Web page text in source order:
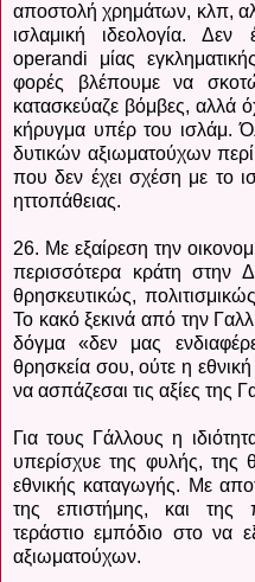
αποστολή χρημάτων, κλπ,
ισλαμική ιδεολογία.
operandi μίας
φορές βλέπουμε να
κατασκεύαζε βόμβες, αλλά
κήρυγμα υπέρ του ισλάμ.
δυτικών αξιωματούχων
που δεν έχει σχέση με το
ηττοπάθειας.
26. Με εξαίρεση την
περισσότερα κράτη στην
θρησκευτικώς,
Το κακό ξεκινά από την
δόγμα «δεν μας
θρησκεία σου, ούτε η
να ασπάζεσαι τις αξίες της
Για τους Γάλλους η
υπερίσχυε της φυλής, της
εθνικής καταγωγής. Με
της επιστήμης, και της
τεράστιο εμπόδιο στο να
αξιωματούχων.